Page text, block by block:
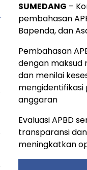
SUMEDANG –
pembahasan
Bapenda, dan
Pembahasan
dengan maksud
dan menilai
anggaran
Evaluasi APBD
transparansi
meningkatkan